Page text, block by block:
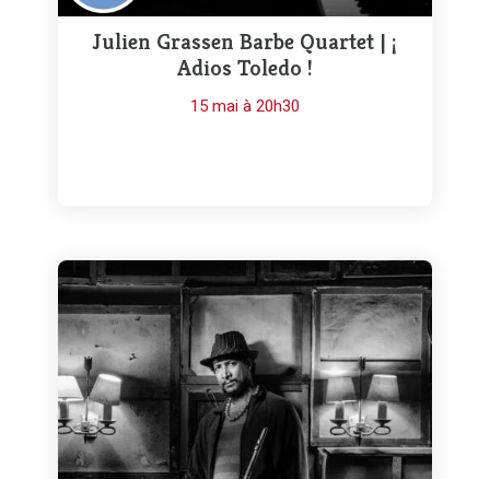
Julien Grassen Barbe Quartet | ¡
Adios Toledo !
15 mai à 20h30